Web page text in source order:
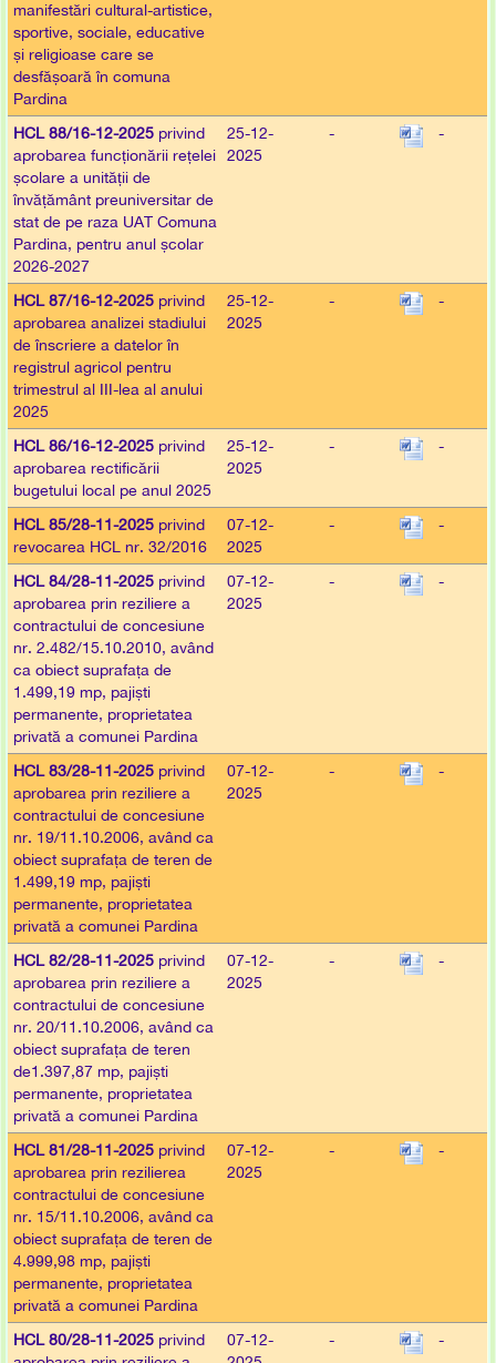
manifestări cultural-artistice,
sportive, sociale, educative
și religioase care se
desfășoară în comuna
Pardina
HCL 88/16-12-2025 privind
aprobarea funcționării rețelei
școlare a unității de
învățământ preuniversitar de
stat de pe raza UAT Comuna
Pardina, pentru anul școlar
2026-2027
25-12-
2025
- -
HCL 87/16-12-2025 privind
aprobarea analizei stadiului
de înscriere a datelor în
registrul agricol pentru
trimestrul al III-lea al anului
2025
25-12-
2025
- -
HCL 86/16-12-2025 privind
aprobarea rectificării
bugetului local pe anul 2025
25-12-
2025
- -
HCL 85/28-11-2025 privind
revocarea HCL nr. 32/2016
07-12-
2025
- -
HCL 84/28-11-2025 privind
aprobarea prin reziliere a
contractului de concesiune
nr. 2.482/15.10.2010, având
ca obiect suprafața de
1.499,19 mp, pajiști
permanente, proprietatea
privată a comunei Pardina
07-12-
2025
- -
HCL 83/28-11-2025 privind
aprobarea prin reziliere a
contractului de concesiune
nr. 19/11.10.2006, având ca
obiect suprafața de teren de
1.499,19 mp, pajiști
permanente, proprietatea
privată a comunei Pardina
07-12-
2025
- -
HCL 82/28-11-2025 privind
aprobarea prin reziliere a
contractului de concesiune
nr. 20/11.10.2006, având ca
obiect suprafața de teren
de1.397,87 mp, pajiști
permanente, proprietatea
privată a comunei Pardina
07-12-
2025
- -
HCL 81/28-11-2025 privind
aprobarea prin rezilierea
contractului de concesiune
nr. 15/11.10.2006, având ca
obiect suprafața de teren de
4.999,98 mp, pajiști
permanente, proprietatea
privată a comunei Pardina
07-12-
2025
- -
HCL 80/28-11-2025 privind
07-12-
- -